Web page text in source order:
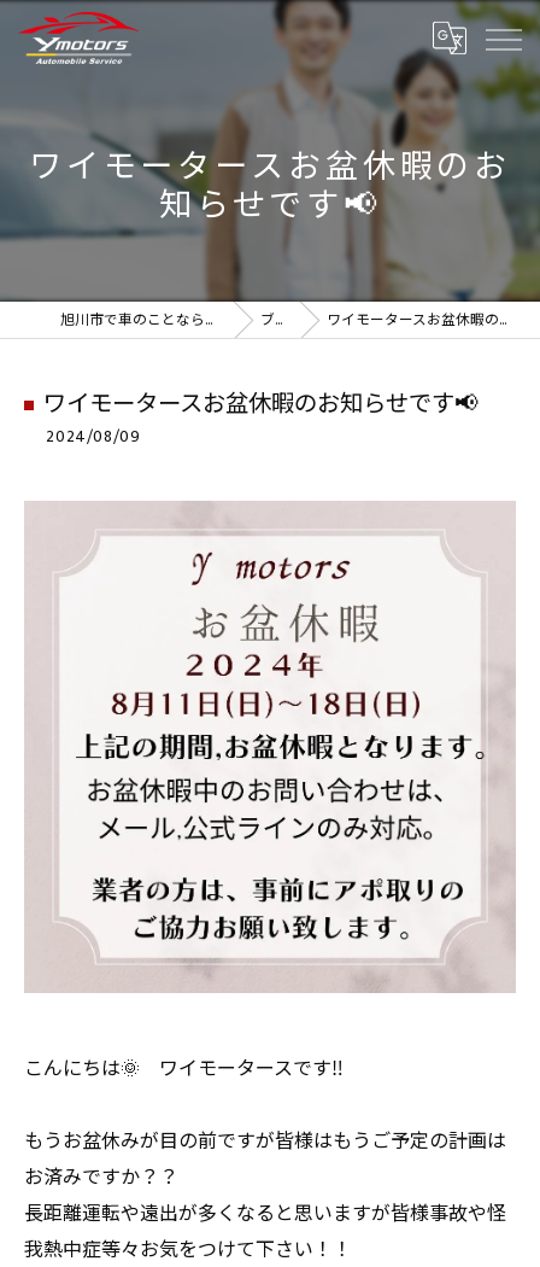
ワイモータースお盆休暇のお
知らせです📢
旭川市で車のことなら実績のYmotors ブログ ワイモータースお盆休暇のお知らせです📢
ワイモータースお盆休暇のお知らせです📢
2024/08/09
こんにちは🌞 ワイモータースです‼️
もうお盆休みが目の前ですが皆様はもうご予定の計画は
お済みですか？？
長距離運転や遠出が多くなると思いますが皆様事故や怪
我熱中症等々お気をつけて下さい！！